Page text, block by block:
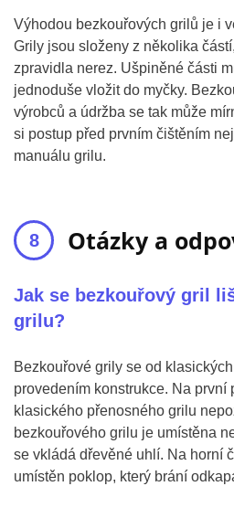
Výhodou bezkouřových grilů je i
Grily jsou složeny z několika
zpravidla nerez. Ušpiněné části
jednoduše vložit do myčky.
výrobců a údržba se tak může
si postup před prvním čištěním
manuálu grilu.
Otázky a
Jak se bezkouřový gril
grilu?
Bezkouřové grily se od
provedením konstrukce. Na první
klasického přenosného grilu
bezkouřového grilu je umístěna
se vkládá dřevěné uhlí. Na horní
umístěn poklop, který brání